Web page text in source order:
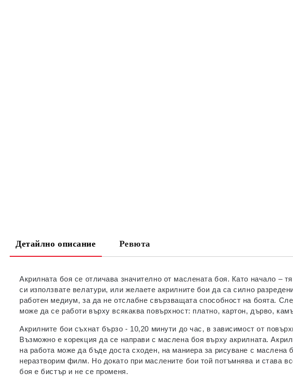
Детайлно описание Ревюта
Акрилната боя се отличава значително от маслената боя. Като начало –
си използвате велатури, или желаете акрилните бои да са силно
работен медиум, за да не отслабне свързващата способност на боята.
може да се работи върху всякаква повърхност: платно, картон, дърво,
Акрилните бои съхнат бързо - 10,20 минути до час, в зависимост от
Възможно е корекция да се направи с маслена боя върху акрилната.
на работа може да бъде доста сходен, на маниера за рисуване с
неразтворим филм. Но докато при маслените бои той потъмнява и става
боя е бистър и не се променя.